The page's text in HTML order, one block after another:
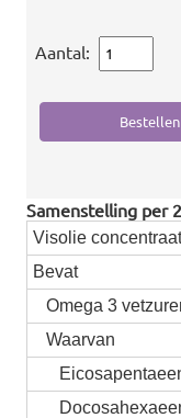
Aantal:
Samenstelling per
Visolie concentraat
Bevat
Omega 3
Waarvan